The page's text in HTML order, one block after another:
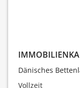
Dänisches
Vollzeit